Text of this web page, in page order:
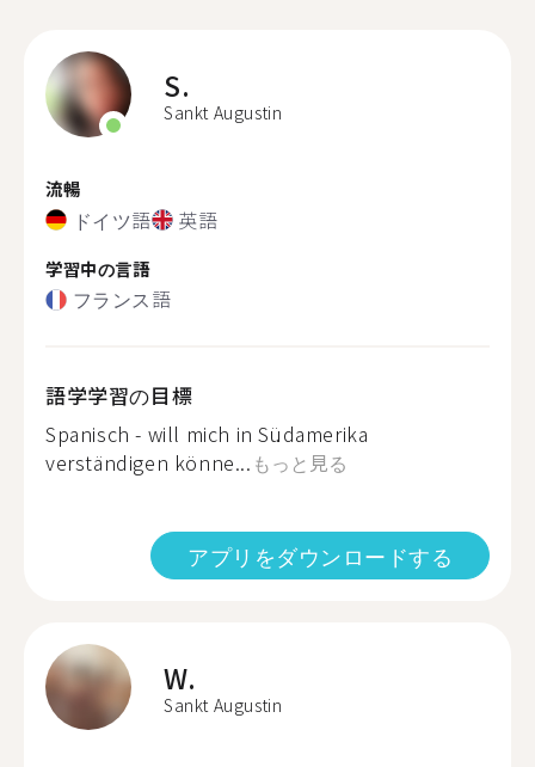
S.
Sankt Augustin
流暢
ドイツ語 英語
学習中の言語
フランス語
語学学習の目標
Spanisch - will mich in Südamerika
verständigen könne... もっと見る
アプリをダウンロードする
W.
Sankt Augustin